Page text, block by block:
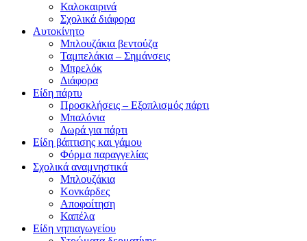
Καλοκαιρινά
Σχολικά διάφορα
Αυτοκίνητο
Μπλουζάκια βεντούζα
Ταμπελάκια – Σημάνσεις
Μπρελόκ
Διάφορα
Είδη πάρτυ
Προσκλήσεις – Εξοπλισμός πάρτι
Μπαλόνια
Δωρά για πάρτι
Είδη βάπτισης και γάμου
Φόρμα παραγγελίας
Σχολικά αναμνηστικά
Μπλουζάκια
Κονκάρδες
Αποφοίτηση
Καπέλα
Είδη νηπιαγωγείου